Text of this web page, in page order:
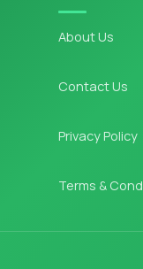
About Us
Contact Us
Privacy Policy
Terms &